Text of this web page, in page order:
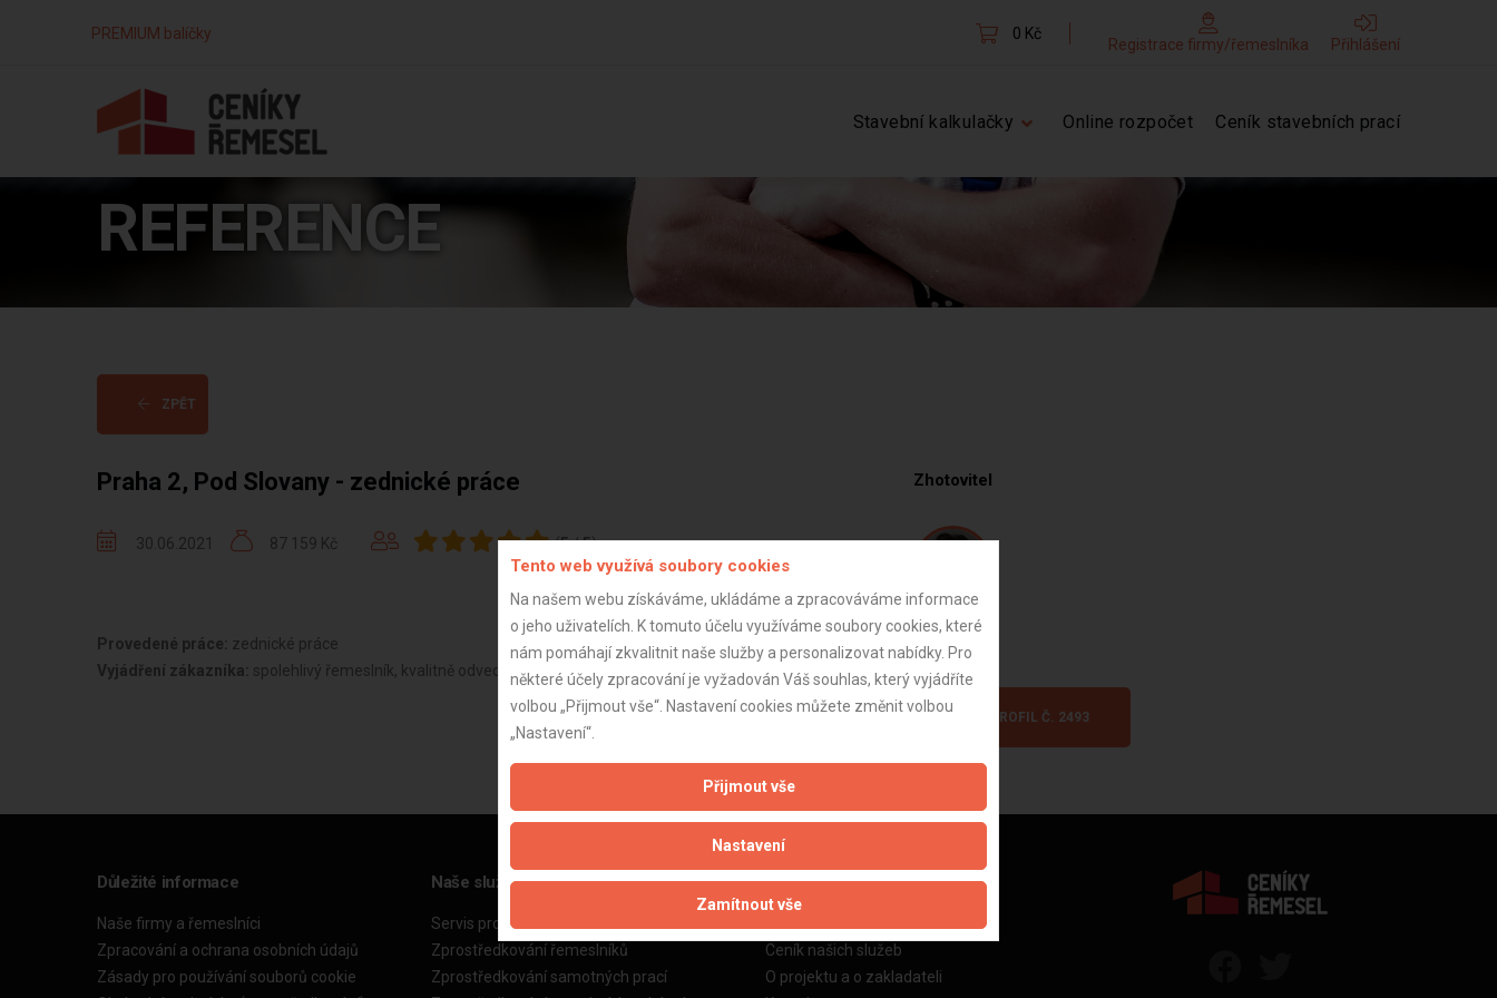
PREMIUM balíčky 0 Kč
Registrace firmy/řemeslníka Přihlášení
Stavební kalkulačky Online rozpočet Ceník stavebních prací
REFERENCE
ZPĚT
Praha 2, Pod Slovany - zednické práce
30.06.2021 87 159 Kč (5/5)
Provedené práce: zednické práce
Vyjádření zákazníka: spolehlivý řemeslník, kvalitně odvedená práce. Výborná komunikace.
Zhotovitel
Břetislav K.
ZOBRAZIT PROFIL Č. 2493
Důležité informace
Naše firmy a řemeslníci
Zpracování a ochrana osobních údajů
Zásady pro používání souborů cookie
Naše služby
Servis pro stavební firmy
Zprostředkování řemeslníků
Zprostředkování samotných prací
Informace o nás
Ceník našich služeb
O projektu a o zakladateli
Tento web využívá soubory cookies
Na našem webu získáváme, ukládáme a zpracováváme informace
o jeho uživatelích. K tomuto účelu využíváme soubory cookies, které
nám pomáhají zkvalitnit naše služby a personalizovat nabídky. Pro
některé účely zpracování je vyžadován Váš souhlas, který vyjádříte
volbou „Přijmout vše“. Nastavení cookies můžete změnit volbou
„Nastavení“.
Přijmout vše
Nastavení
Zamítnout vše